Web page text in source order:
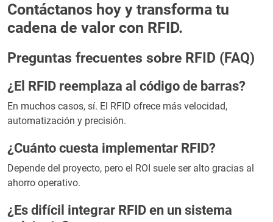
Contáctanos hoy y transforma tu
cadena de valor con RFID.
Preguntas frecuentes sobre RFID (FAQ)
¿El RFID reemplaza al código de barras?
En muchos casos, sí. El RFID ofrece más velocidad,
automatización y precisión.
¿Cuánto cuesta implementar RFID?
Depende del proyecto, pero el ROI suele ser alto gracias al
ahorro operativo.
¿Es difícil integrar RFID en un sistema